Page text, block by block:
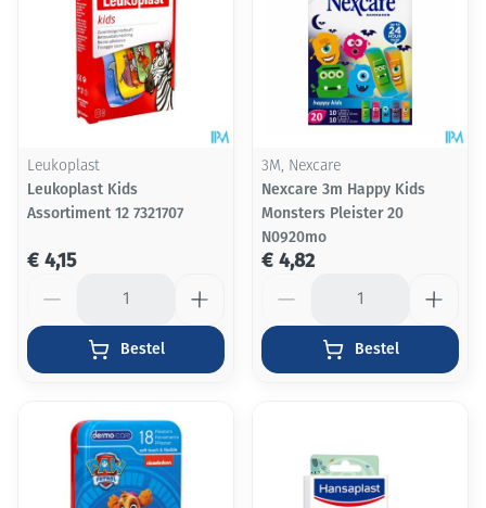
Leukoplast
Leukoplast Kids
Assortiment 12 7321707
€ 4,15
Bestel
3M, Nexcare
Nexcare 3m Happy Kids
Monsters Pleister 20
N0920mo
€ 4,82
Bestel